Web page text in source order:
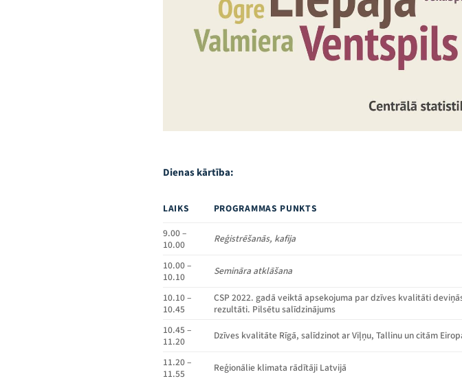
Dienas kārtība:
LAIKS PROGRAMMAS PUNKTS
9.00 –
10.00
Reģistrēšanās, kafija
10.00 –
10.10
Semināra atklāšana
10.10 –
10.45
CSP 2022. gadā veiktā apsekojuma par dzīves kvalitāti
rezultāti. Pilsētu salīdzinājums
10.45 –
11.20
Dzīves kvalitāte Rīgā, salīdzinot ar Viļņu, Tallinu un citām
11.20 –
11.55
Reģionālie klimata rādītāji Latvijā